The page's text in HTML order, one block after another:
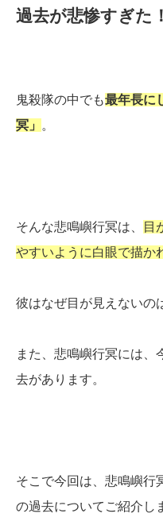
過去が悲惨すぎた！
鬼殺隊の中でも最年長に
冥」
。
そんな悲鳴嶼行冥は、
目
やすいように白眼で描か
彼はなぜ目が見えないの
また、悲鳴嶼行冥には、
去があります。
そこで今回は、悲鳴嶼行
の過去についてご紹介し